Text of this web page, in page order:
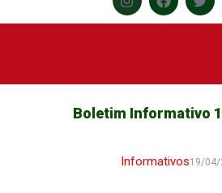
Boletim Informativo
Informativos19/04/